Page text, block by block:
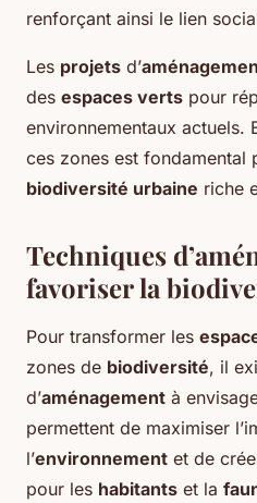
renforçant ainsi le lien
Les projets d’
des espaces verts pour
environnementaux actuels.
ces zones est fondamental
biodiversité urbaine riche
Techniques
favoriser la
Pour transformer les
zones de biodiversité, il
d’aménagement à
permettent de maximiser
l’environnement et de
pour les habitants et la